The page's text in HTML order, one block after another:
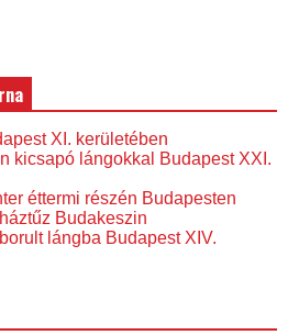
XI. kerületében
kicsapó lángokkal Budapest XXI.
éttermi részén Budapesten
Budakeszin
lángba Budapest XIV.